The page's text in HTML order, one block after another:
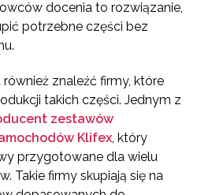
docenia to rozwiązanie,
potrzebne części bez
znaleźć firmy, które
takich części. Jednym z
zestawów
Klifex, który
przygotowane dla wielu
Takie firmy skupiają się na